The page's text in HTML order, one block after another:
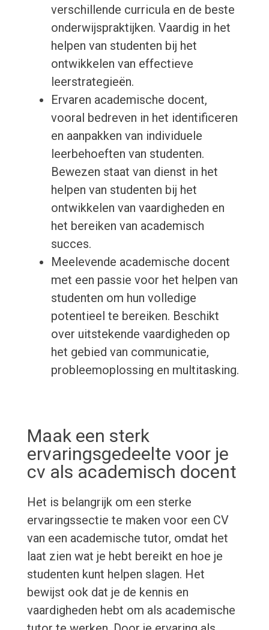
verschillende curricula en de beste
onderwijspraktijken. Vaardig in het
helpen van studenten bij het
ontwikkelen van effectieve
leerstrategieën.
Ervaren academische docent,
vooral bedreven in het identificeren
en aanpakken van individuele
leerbehoeften van studenten.
Bewezen staat van dienst in het
helpen van studenten bij het
ontwikkelen van vaardigheden en
het bereiken van academisch
succes.
Meelevende academische docent
met een passie voor het helpen van
studenten om hun volledige
potentieel te bereiken. Beschikt
over uitstekende vaardigheden op
het gebied van communicatie,
probleemoplossing en multitasking.
Maak een sterk
ervaringsgedeelte voor je
cv als academisch docent
Het is belangrijk om een sterke
ervaringssectie te maken voor een CV
van een academische tutor, omdat het
laat zien wat je hebt bereikt en hoe je
studenten kunt helpen slagen. Het
bewijst ook dat je de kennis en
vaardigheden hebt om als academische